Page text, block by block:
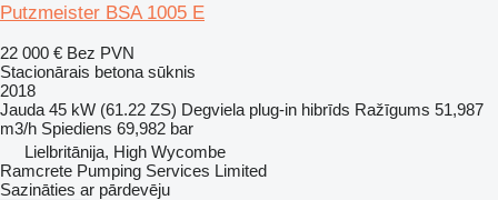
Putzmeister BSA 1005 E
22 000 € Bez PVN
Stacionārais betona sūknis
2018
Jauda 45 kW (61.22 ZS) Degviela plug-in hibrīds Ražīgums 51,987
m3/h Spiediens 69,982 bar
Lielbritānija, High Wycombe
Ramcrete Pumping Services Limited
Sazināties ar pārdevēju